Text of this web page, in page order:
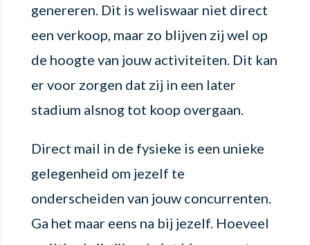
genereren. Dit is weliswaar niet direct
een verkoop, maar zo blijven zij wel op
de hoogte van jouw activiteiten. Dit kan
er voor zorgen dat zij in een later
stadium alsnog tot koop overgaan.
Direct mail in de fysieke is een unieke
gelegenheid om jezelf te
onderscheiden van jouw concurrenten.
Ga het maar eens na bij jezelf. Hoeveel